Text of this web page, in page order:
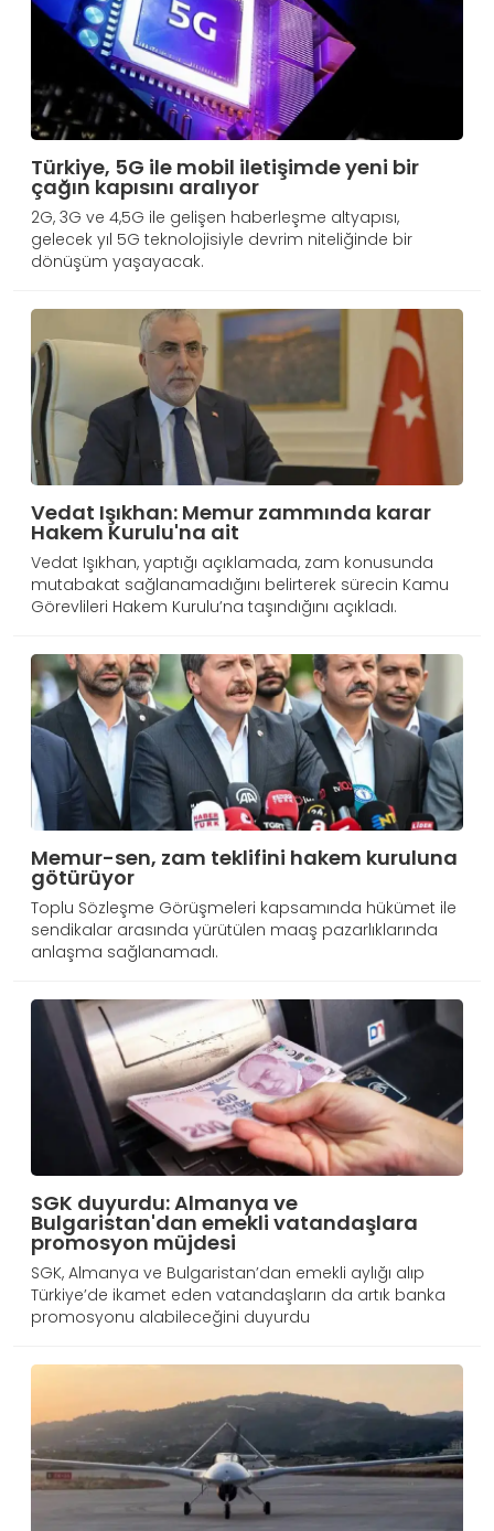
Türkiye, 5G ile mobil iletişimde yeni bir
çağın kapısını aralıyor
2G, 3G ve 4,5G ile gelişen haberleşme altyapısı,
gelecek yıl 5G teknolojisiyle devrim niteliğinde bir
dönüşüm yaşayacak.
Vedat Işıkhan: Memur zammında karar
Hakem Kurulu'na ait
Vedat Işıkhan, yaptığı açıklamada, zam konusunda
mutabakat sağlanamadığını belirterek sürecin Kamu
Görevlileri Hakem Kurulu’na taşındığını açıkladı.
Memur-sen, zam teklifini hakem kuruluna
götürüyor
Toplu Sözleşme Görüşmeleri kapsamında hükümet ile
sendikalar arasında yürütülen maaş pazarlıklarında
anlaşma sağlanamadı.
SGK duyurdu: Almanya ve
Bulgaristan'dan emekli vatandaşlara
promosyon müjdesi
SGK, Almanya ve Bulgaristan’dan emekli aylığı alıp
Türkiye’de ikamet eden vatandaşların da artık banka
promosyonu alabileceğini duyurdu